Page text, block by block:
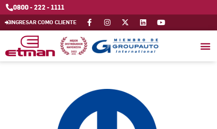
0800 - 222 - 1111
INGRESAR COMO CLIENTE